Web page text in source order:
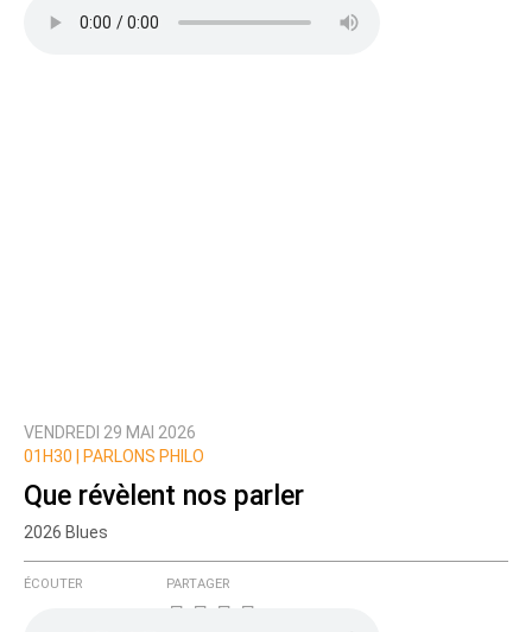
VENDREDI 29 MAI 2026
01H30 | PARLONS PHILO
Que révèlent nos parler
2026 Blues
ÉCOUTER PARTAGER